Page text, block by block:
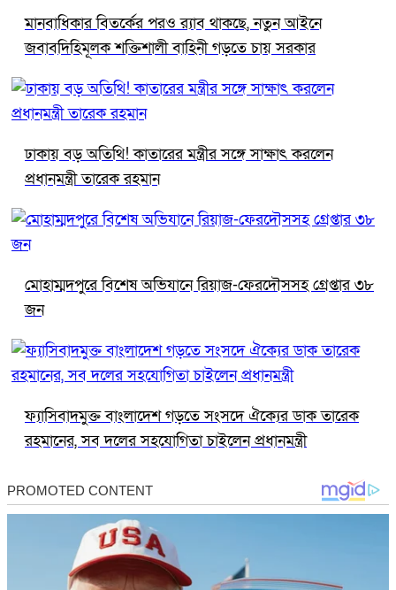
মানবাধিকার বিতর্কের পরও র‍্যাব থাকছে, নতুন আইনে
জবাবদিহিমূলক শক্তিশালী বাহিনী গড়তে চায় সরকার
ঢাকায় বড় অতিথি! কাতারের মন্ত্রীর সঙ্গে সাক্ষাৎ করলেন
প্রধানমন্ত্রী তারেক রহমান
মোহাম্মদপুরে বিশেষ অভিযানে রিয়াজ-ফেরদৌসসহ গ্রেপ্তার ৩৮
জন
ফ্যাসিবাদমুক্ত বাংলাদেশ গড়তে সংসদে ঐক্যের ডাক তারেক
রহমানের, সব দলের সহযোগিতা চাইলেন প্রধানমন্ত্রী